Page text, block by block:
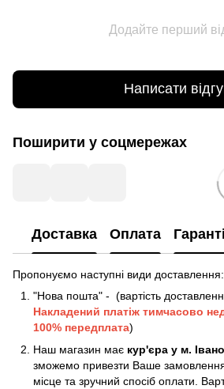
Додайте перший
Написати
Поширити у соцмережах
Доставка Оплата
Пропонуємо наступні види доставлення:
"Нова пошта" - (вартість
Накладений платіж тимчасово
100% передплата)
Наш магазин має кур'єра у м.
зможемо привезти Ваше
місце та зручний спосіб оплати.